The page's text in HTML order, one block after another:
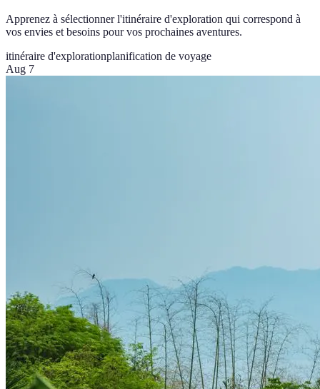
Apprenez à sélectionner l'itinéraire d'exploration qui correspond à
vos envies et besoins pour vos prochaines aventures.
itinéraire d'explorationplanification de voyage
Aug 7